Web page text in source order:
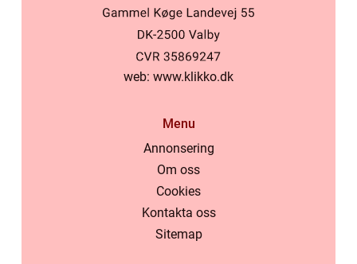
web: www.klikko.dk
Menu
Annonsering
Om oss
Cookies
Kontakta oss
Sitemap